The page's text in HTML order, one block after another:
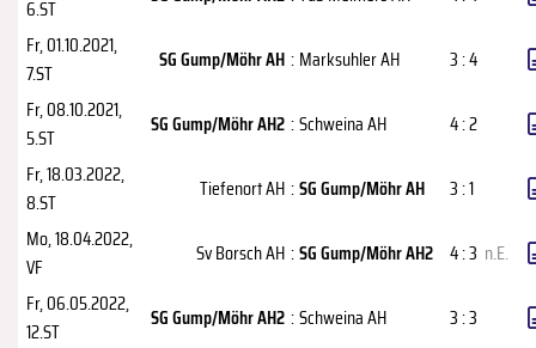
6.ST
Fr, 01.10.2021,
7.ST
SG Gump/Möhr AH : Marksuhler AH
3 : 4
Fr, 08.10.2021,
5.ST
SG Gump/Möhr AH2 :Schweina AH
4 : 2
Fr, 18.03.2022,
8.ST
Tiefenort AH :SG Gump/Möhr AH
3 : 1
Mo, 18.04.2022,
VF
Sv Borsch AH :SG Gump/Möhr AH2 4 : 3 n.E.
Fr, 06.05.2022,
12.ST
SG Gump/Möhr AH2 :Schweina AH 3 : 3